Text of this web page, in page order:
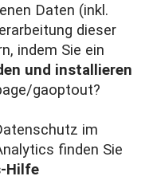
Daten (inkl.
dieser
indem Sie ein
und installieren
gaoptout?
im
finden Sie
Hilfe